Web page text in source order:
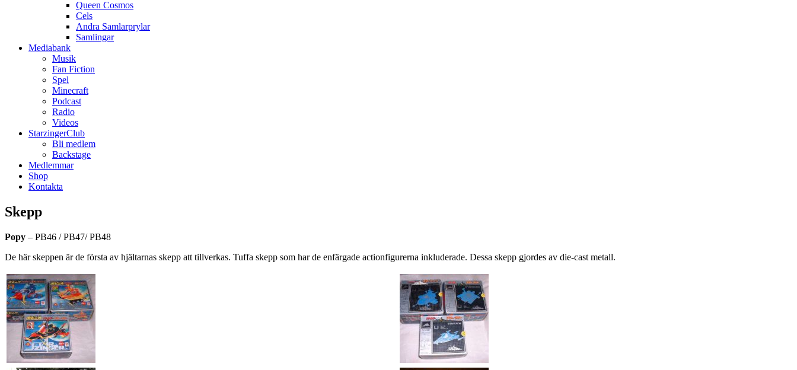
Queen Cosmos
Cels
Andra Samlarprylar
Samlingar
Mediabank
Musik
Fan Fiction
Spel
Minecraft
Podcast
Radio
Videos
StarzingerClub
Bli medlem
Backstage
Medlemmar
Shop
Kontakta
Skepp
Popy – PB46 / PB47/ PB48
De här skeppen är de första av hjältarnas skepp att tillverkas. Tuffa skepp som har de enfärgade actionfigurerna inkluderade. Dessa skepp gjordes av die-cast metall.